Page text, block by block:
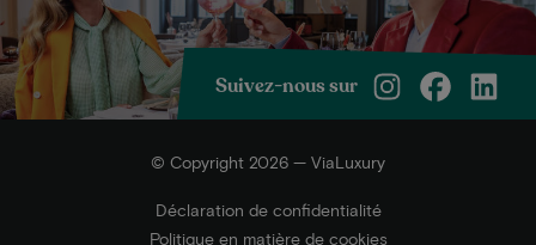
Suivez-nous sur
© Copyright 2026 — ViaLuxury
Déclaration de confidentialité
Politique en matière de cookies